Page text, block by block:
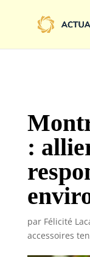
:
par Félicité
accessoires